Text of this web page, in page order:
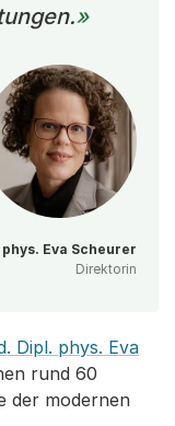
Eva Scheurer
Direktorin
Dipl. phys. Eva
rund 60
der modernen